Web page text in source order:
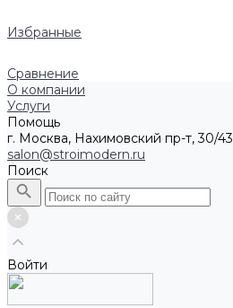
Избранные
Сравнение
О компании
Услуги
Помощь
г. Москва, Нахимовский пр-т, 30/43
salon@stroimodern.ru
Поиск
Войти